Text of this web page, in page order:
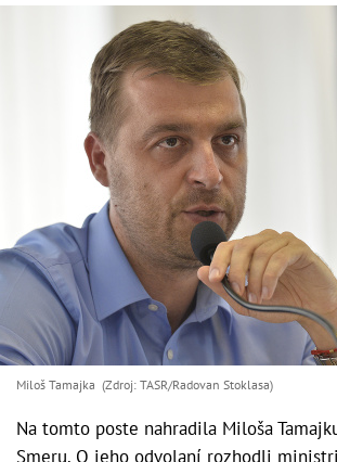
Miloš Tamajka (Zdroj: TASR/Radovan Stoklasa)
Na tomto poste nahradila Miloša
Smeru. O jeho odvolaní rozhodli